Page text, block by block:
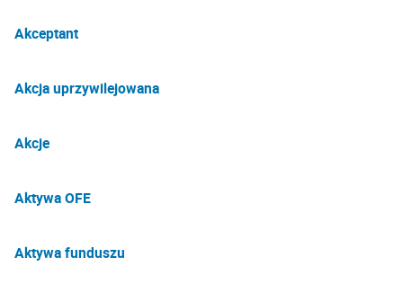
Akceptant
Akcja uprzywilejowana
Akcje
Aktywa OFE
Aktywa funduszu